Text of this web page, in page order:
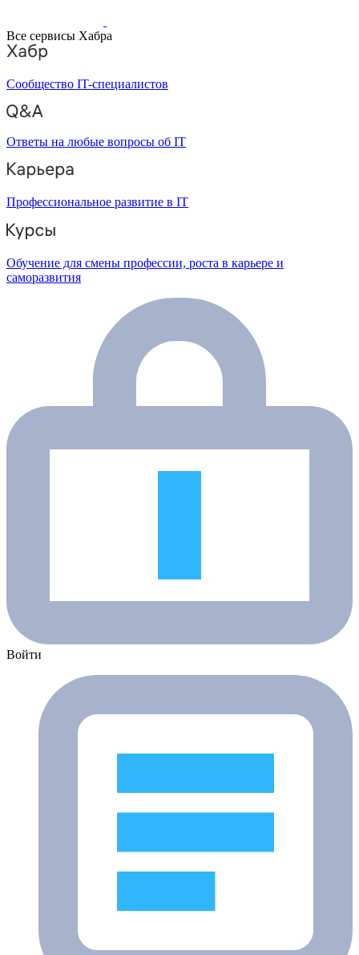
Все сервисы Хабра
Сообщество IT-специалистов
Ответы на любые вопросы об IT
Профессиональное развитие в IT
Обучение для смены профессии, роста в карьере и
саморазвития
Войти